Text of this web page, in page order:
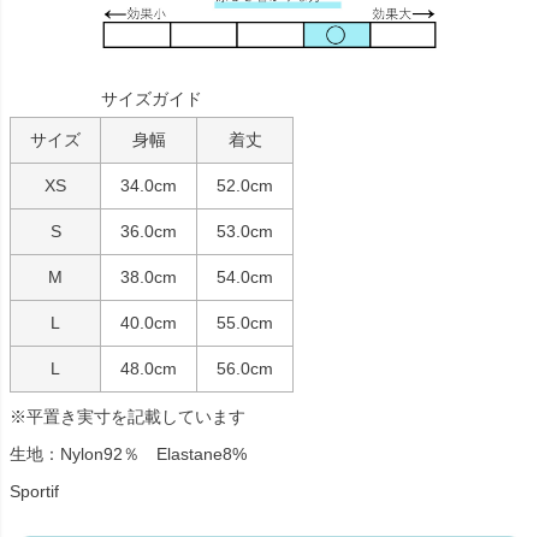
サイズガイド
サイズ 身幅 着丈
XS 34.0cm 52.0cm
S 36.0cm 53.0cm
M 38.0cm 54.0cm
L 40.0cm 55.0cm
L 48.0cm 56.0cm
※平置き実寸を記載しています
生地：Nylon92％ Elastane8%
Sportif